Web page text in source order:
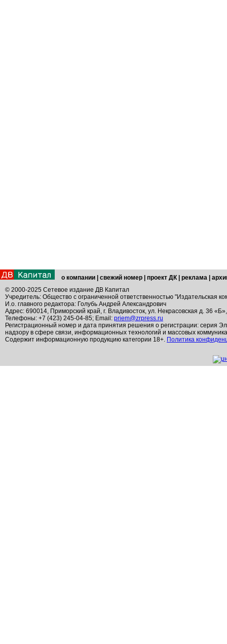
о компании свежий номер проект ДК реклама
© 2000-2025 Сетевое издание ДВ Капитал
Учредитель: Общество с ограниченной ответственностью "Издательская
И.о. главного редактора: Голубь Андрей Александрович
Адрес: 690014, Приморский край, г. Владивосток, ул. Некрасовская д. 36
Телефоны: +7 (423) 245-04-85; Email: priem@zrpress.ru
Регистрационный номер и дата принятия решения о регистрации: серия
надзору в сфере связи, информационных технологий и массовых
Содержит информационную продукцию категории 18+. Политика